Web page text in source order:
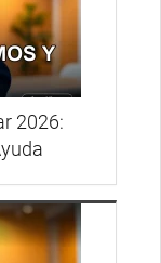
2026: